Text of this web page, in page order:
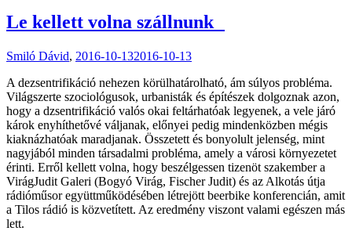
Le kellett volna szállnunk
Smiló Dávid, 2016-10-132016-10-13
A dezsentrifikáció nehezen körülhatárolható, ám súlyos probléma.
Világszerte szociológusok, urbanisták és építészek dolgoznak azon,
hogy a dzsentrifikáció valós okai feltárhatóak legyenek, a vele járó
károk enyhíthetővé váljanak, előnyei pedig mindenközben mégis
kiaknázhatóak maradjanak. Összetett és bonyolult jelenség, mint
nagyjából minden társadalmi probléma, amely a városi környezetet
érinti. Erről kellett volna, hogy beszélgessen tizenöt szakember a
VirágJudit Galeri (Bogyó Virág, Fischer Judit) és az Alkotás útja
rádióműsor együttműködésében létrejött beerbike konferencián, amit
a Tilos rádió is közvetített. Az eredmény viszont valami egészen más
lett.